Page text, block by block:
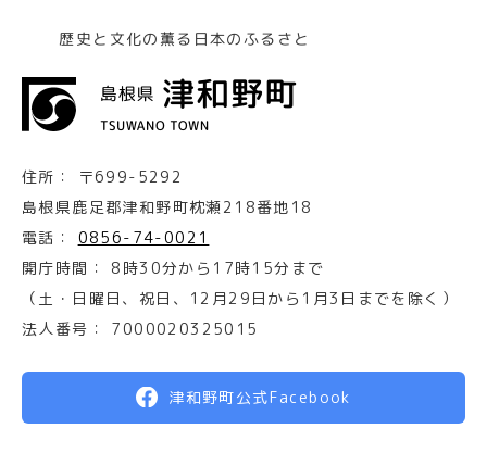
歴史と文化の薫る日本のふるさと
住所：
〒699-5292
島根県鹿足郡津和野町枕瀬218番地18
電話：
0856-74-0021
開庁時間：
8時30分から17時15分まで
（土・日曜日、祝日、12月29日から1月3日までを除く）
法人番号：
7000020325015
津和野町公式Facebook